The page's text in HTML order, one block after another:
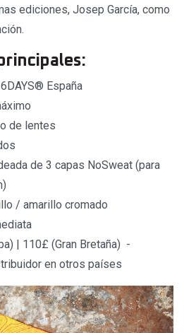
ediciones, Josep García, como
España
de lentes
de 3 capas NoSweat (para
/ amarillo cromado
| 110£ (Gran Bretaña) -
en otros países